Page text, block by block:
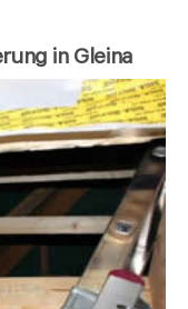
in Gleina